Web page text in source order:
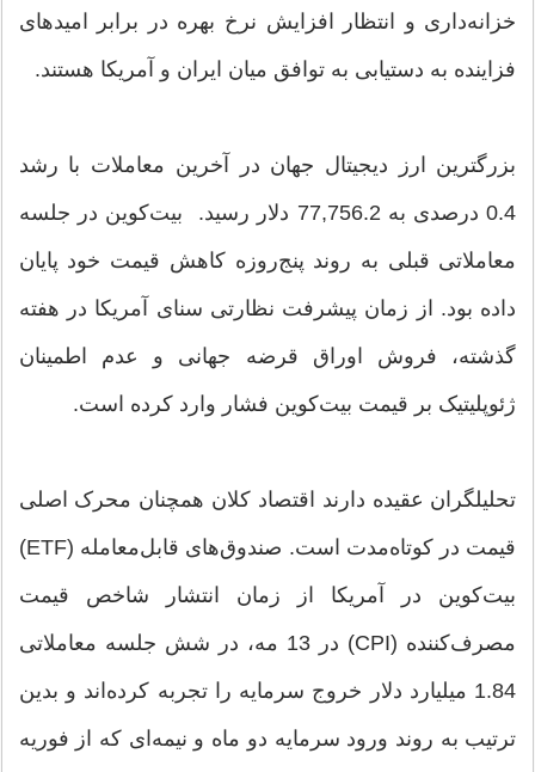
خزانه‌داری و انتظار افزایش نرخ بهره در برابر امیدهای
فزاینده به دستیابی به توافق میان ایران و آمریکا هستند.
بزرگترین ارز دیجیتال جهان در آخرین معاملات با رشد
0.4 درصدی به 77,756.2 دلار رسید. بیت‌کوین در جلسه
معاملاتی قبلی به روند پنج‌روزه کاهش قیمت خود پایان
داده بود. از زمان پیشرفت نظارتی سنای آمریکا در هفته
گذشته، فروش اوراق قرضه جهانی و عدم اطمینان
ژئوپلیتیک بر قیمت بیت‌کوین فشار وارد کرده است.
تحلیلگران عقیده دارند اقتصاد کلان همچنان محرک اصلی
قیمت در کوتاه‌مدت است. صندوق‌های قابل‌معامله (ETF)
بیت‌کوین در آمریکا از زمان انتشار شاخص قیمت
مصرف‌کننده (CPI) در 13 مه، در شش جلسه معاملاتی
1.84 میلیارد دلار خروج سرمایه را تجربه کرده‌اند و بدین
ترتیب به روند ورود سرمایه دو ماه و نیمه‌ای که از فوریه